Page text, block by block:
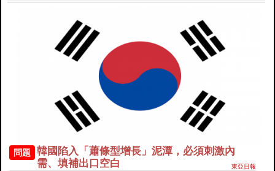
問題
韓國陷入「蕭條型增長」泥潭，必須刺激內
需、填補出口空白
東亞日報